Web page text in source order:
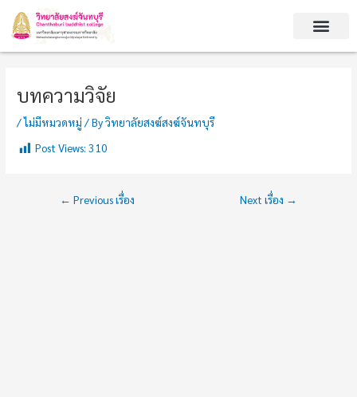
content
บทความวิจัย
/ไม่มีหมวดหมู่ / Byวิทยาลัยสงฆ์สงฆ์จันทบุรี
Post Views: 310
navigation
← Previous เรื่อง Next เรื่อง →